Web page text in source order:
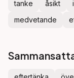
tanke åsikt
medvetande